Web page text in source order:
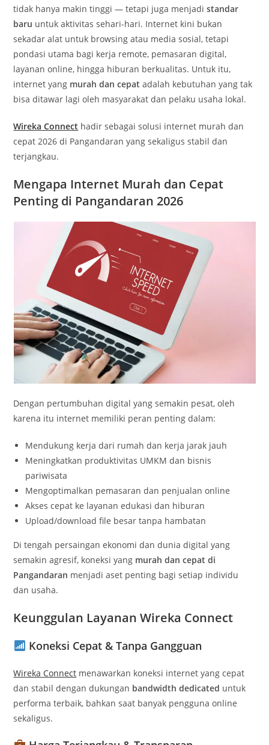
tidak hanya makin tinggi — tetapi juga menjadistandar
baru untuk aktivitas sehari-hari. Internet kini bukan
sekadar alat untuk browsing atau media sosial, tetapi
pondasi utama bagi kerja remote, pemasaran digital,
layanan online, hingga hiburan berkualitas. Untuk itu,
internet yang murah dan cepat adalah kebutuhan yang tak
bisa ditawar lagi oleh masyarakat dan pelaku usaha lokal.
Wireka Connect hadir sebagai solusi internet murah dan
cepat 2026 di Pangandaran yang sekaligus stabil dan
terjangkau.
Mengapa Internet Murah dan Cepat
Penting di Pangandaran 2026
Dengan pertumbuhan digital yang semakin pesat, oleh
karena itu internet memiliki peran penting dalam:
Mendukung kerja dari rumah dan kerja jarak jauh
Meningkatkan produktivitas UMKM dan bisnis
pariwisata
Mengoptimalkan pemasaran dan penjualan online
Akses cepat ke layanan edukasi dan hiburan
Upload/download file besar tanpa hambatan
Di tengah persaingan ekonomi dan dunia digital yang
semakin agresif, koneksi yang murah dan cepat di
Pangandaran menjadi aset penting bagi setiap individu
dan usaha.
Keunggulan Layanan Wireka Connect
Koneksi Cepat & Tanpa Gangguan
Wireka Connect menawarkan koneksi internet yang cepat
dan stabil dengan dukungan bandwidth dedicated untuk
performa terbaik, bahkan saat banyak pengguna online
sekaligus.